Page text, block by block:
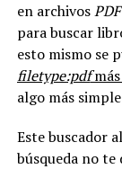
en archivosPDF
para buscar
esto mismo se
filetype:pdfmás
algo más
Este buscador
búsqueda no te